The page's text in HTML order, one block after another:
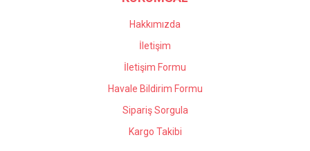
Gönder
Hakkımızda
İletişim
İletişim Formu
Havale Bildirim Formu
Sipariş Sorgula
Kargo Takibi